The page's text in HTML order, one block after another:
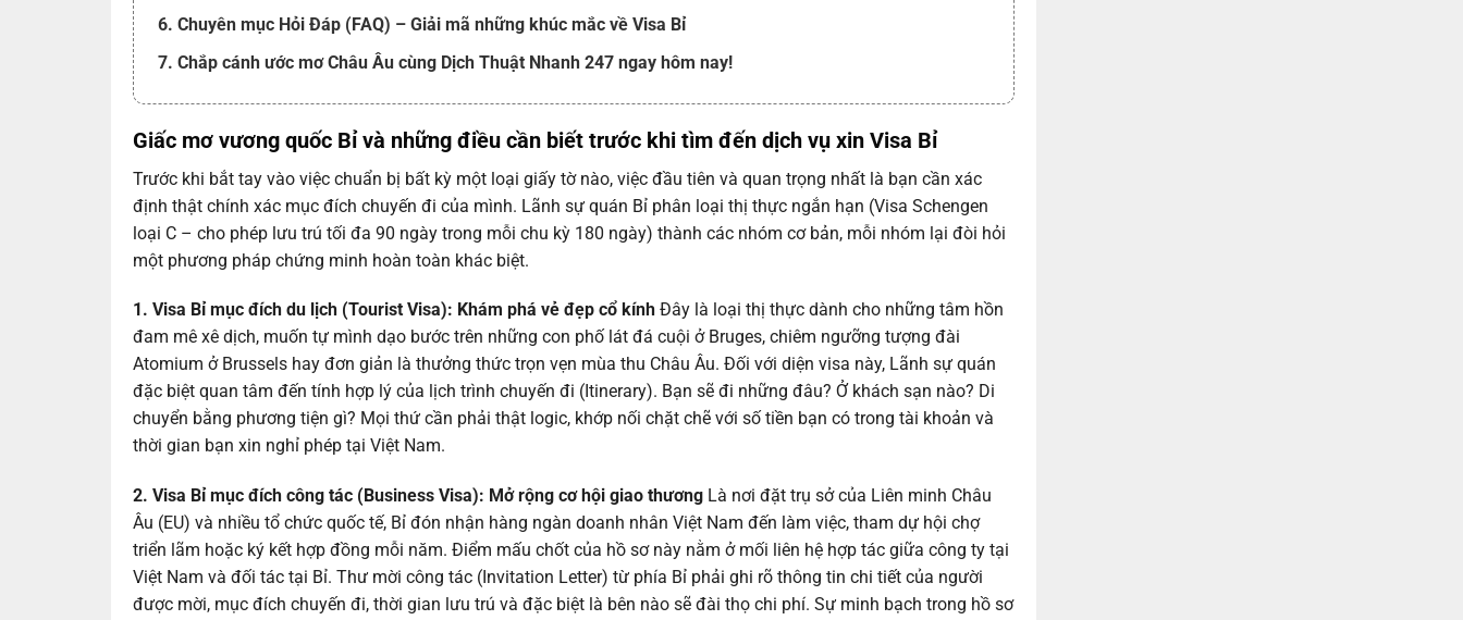
6. Chuyên mục Hỏi Đáp (FAQ) – Giải mã những khúc mắc về Visa Bỉ
7. Chắp cánh ước mơ Châu Âu cùng Dịch Thuật Nhanh 247 ngay hôm nay!
Giấc mơ vương quốc Bỉ và những điều cần biết trước khi tìm đến dịch vụ xin Visa Bỉ
Trước khi bắt tay vào việc chuẩn bị bất kỳ một loại giấy tờ nào, việc đầu tiên và quan trọng nhất là bạn cần xác
định thật chính xác mục đích chuyến đi của mình. Lãnh sự quán Bỉ phân loại thị thực ngắn hạn (Visa Schengen
loại C – cho phép lưu trú tối đa 90 ngày trong mỗi chu kỳ 180 ngày) thành các nhóm cơ bản, mỗi nhóm lại đòi hỏi
một phương pháp chứng minh hoàn toàn khác biệt.
1. Visa Bỉ mục đích du lịch (Tourist Visa): Khám phá vẻ đẹp cổ kính Đây là loại thị thực dành cho những tâm hồn
đam mê xê dịch, muốn tự mình dạo bước trên những con phố lát đá cuội ở Bruges, chiêm ngưỡng tượng đài
Atomium ở Brussels hay đơn giản là thưởng thức trọn vẹn mùa thu Châu Âu. Đối với diện visa này, Lãnh sự quán
đặc biệt quan tâm đến tính hợp lý của lịch trình chuyến đi (Itinerary). Bạn sẽ đi những đâu? Ở khách sạn nào? Di
chuyển bằng phương tiện gì? Mọi thứ cần phải thật logic, khớp nối chặt chẽ với số tiền bạn có trong tài khoản và
thời gian bạn xin nghỉ phép tại Việt Nam.
2. Visa Bỉ mục đích công tác (Business Visa): Mở rộng cơ hội giao thương Là nơi đặt trụ sở của Liên minh Châu
Âu (EU) và nhiều tổ chức quốc tế, Bỉ đón nhận hàng ngàn doanh nhân Việt Nam đến làm việc, tham dự hội chợ
triển lãm hoặc ký kết hợp đồng mỗi năm. Điểm mấu chốt của hồ sơ này nằm ở mối liên hệ hợp tác giữa công ty tại
Việt Nam và đối tác tại Bỉ. Thư mời công tác (Invitation Letter) từ phía Bỉ phải ghi rõ thông tin chi tiết của người
được mời, mục đích chuyến đi, thời gian lưu trú và đặc biệt là bên nào sẽ đài thọ chi phí. Sự minh bạch trong hồ sơ